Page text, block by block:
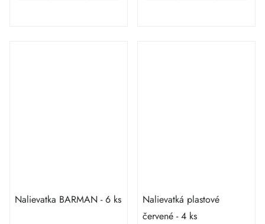
Nalievatka BARMAN - 6 ks
Nalievatká plastové
červené - 4 ks